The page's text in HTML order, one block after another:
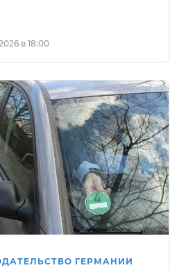
в 18:00
ГЕРМАНИИ